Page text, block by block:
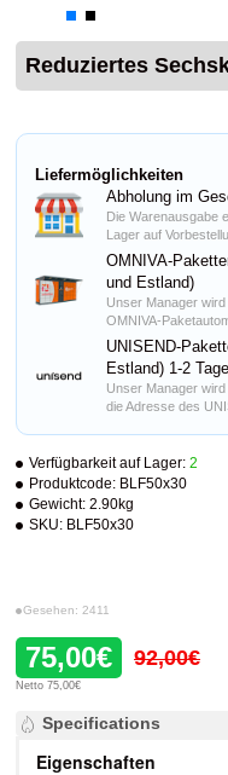
Reduziertes
Verfügbarkeit auf Lager: 2
Produktcode: BLF50x30
Gewicht: 2.90kg
SKU: BLF50x30
Gesehen: 2411
75,00€ 92,00€
Netto 75,00€
Liefermöglichkeiten
Abholung im
Die Warenausgabe
Lager auf
OMNIVA-
und Estland)
Unser Manager
OMNIVA-
UNISEND-
Estland) 1-2
Unser Manager
die Adresse des
Specifications
Eigenschaften